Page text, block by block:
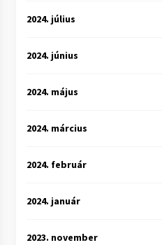
2024. július
2024. június
2024. május
2024. március
2024. február
2024. január
2023. november